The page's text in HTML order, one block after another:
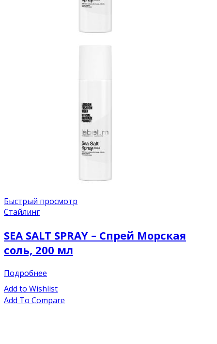
Быстрый просмотр
Стайлинг
SEA SALT SPRAY – Спрей Морская
соль, 200 мл
Подробнее
Add to Wishlist
Add To Compare